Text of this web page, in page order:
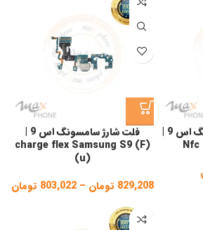
فلت ان اف سی سامسونگ اس 9 |
Nfc
فلت شارژ سامسونگ اس 9 |
charge flex Samsung S9 (F)
(u)
829,208 تومان –
803,022 تومان